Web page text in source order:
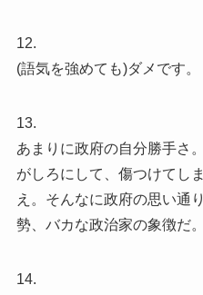
12.
(語気を強めても)ダメです。
13.
あまりに政府の自分勝手さ
がしろにして、傷つけてし
え。そんなに政府の思い通
勢、バカな政治家の象徴だ。
14.